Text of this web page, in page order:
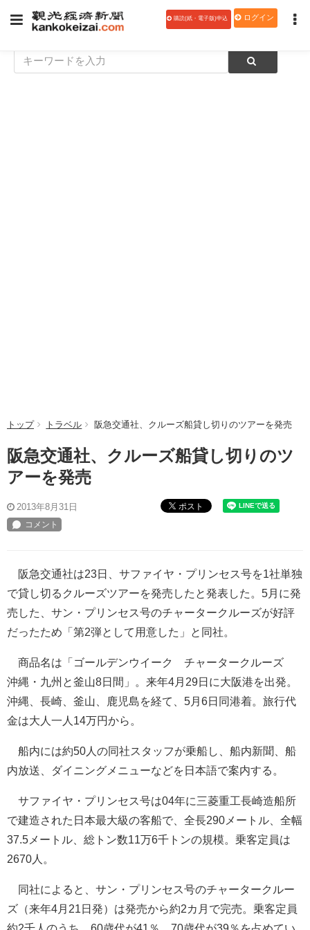
購読(紙・電子版)申込 ログイン
トップ トラベル 阪急交通社、クルーズ船貸し切りのツアーを発売
阪急交通社、クルーズ船貸し切りのツ
アーを発売
2013年8月31日 ポスト
阪急交通社は23日、サファイヤ・プリンセス号を1社単独
で貸し切るクルーズツアーを発売したと発表した。5月に発
売した、サン・プリンセス号のチャータークルーズが好評
だったため「第2弾として用意した」と同社。
商品名は「ゴールデンウイーク チャータークルーズ
沖縄・九州と釜山8日間」。来年4月29日に大阪港を出発。
沖縄、長崎、釜山、鹿児島を経て、5月6日同港着。旅行代
金は大人一人14万円から。
船内には約50人の同社スタッフが乗船し、船内新聞、船
内放送、ダイニングメニューなどを日本語で案内する。
サファイヤ・プリンセス号は04年に三菱重工長崎造船所
で建造された日本最大級の客船で、全長290メートル、全幅
37.5メートル、総トン数11万6千トンの規模。乗客定員は
2670人。
同社によると、サン・プリンセス号のチャータークルー
ズ（来年4月21日発）は発売から約2カ月で完売。乗客定員